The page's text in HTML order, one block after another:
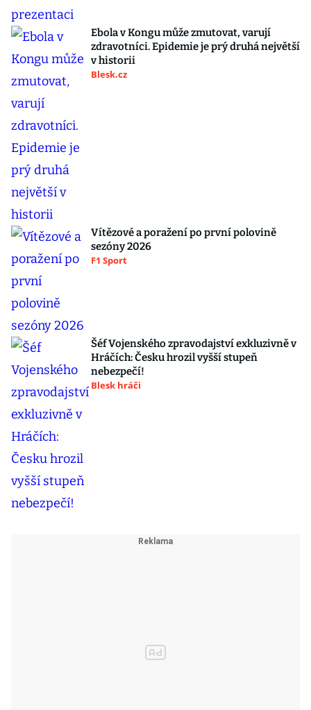
Ebola v Kongu může zmutovat, varují
zdravotníci. Epidemie je prý druhá největší
v historii
Blesk.cz
Vítězové a poražení po první polovině
sezóny 2026
F1 Sport
Šéf Vojenského zpravodajství exkluzivně v
Hráčích: Česku hrozil vyšší stupeň
nebezpečí!
Blesk hráči